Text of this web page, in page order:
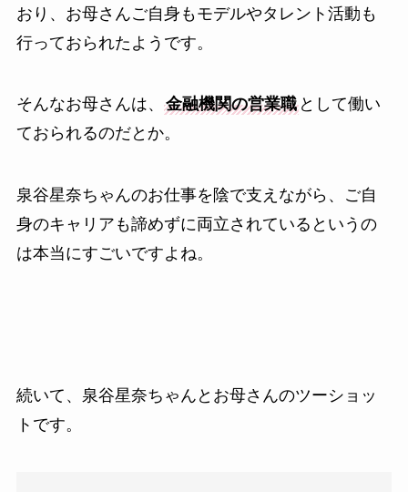
おり、お母さんご自身もモデルやタレント活動も
行っておられたようです。
そんなお母さんは、 金融機関の営業職として働い
ておられるのだとか。
泉谷星奈ちゃんのお仕事を陰で支えながら、ご自
身のキャリアも諦めずに両立されているというの
は本当にすごいですよね。
続いて、泉谷星奈ちゃんとお母さんのツーショッ
トです。